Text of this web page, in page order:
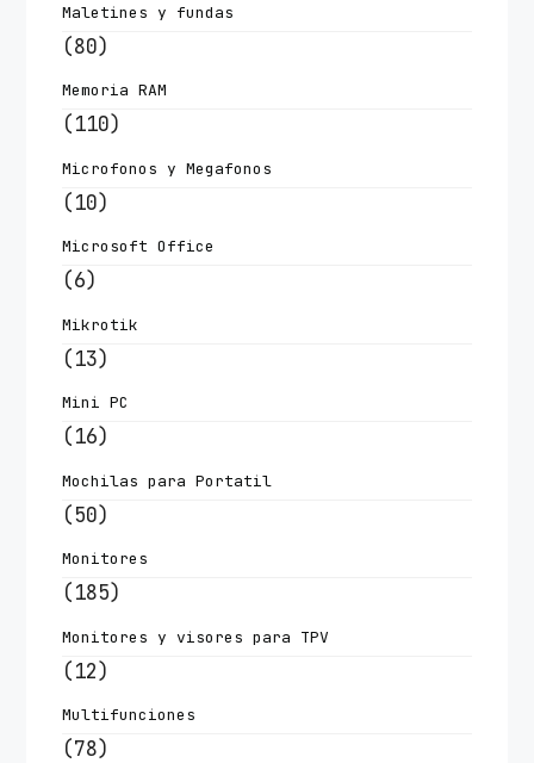
Maletines y fundas
(80)
Memoria RAM
(110)
Microfonos y Megafonos
(10)
Microsoft Office
(6)
Mikrotik
(13)
Mini PC
(16)
Mochilas para Portatil
(50)
Monitores
(185)
Monitores y visores para TPV
(12)
Multifunciones
(78)